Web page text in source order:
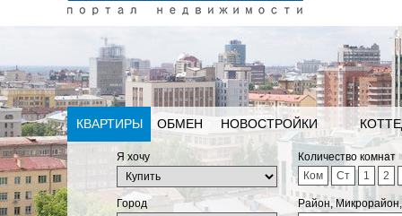
КВАРТИРЫ ОБМЕН НОВОСТРОЙКИ
Я хочу
Количество комнат
Ком
Ст 1 2
Город
Район,